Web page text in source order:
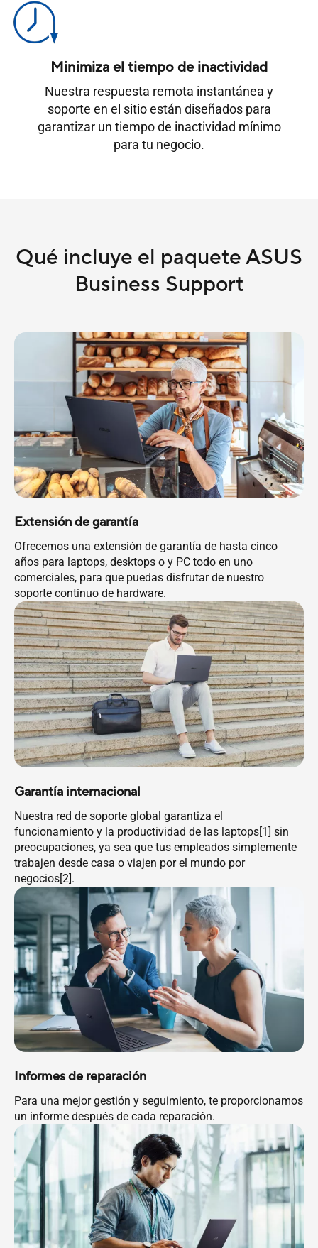
Minimiza el tiempo de inactividad
Nuestra respuesta remota instantánea y
soporte en el sitio están diseñados para
garantizar un tiempo de inactividad mínimo
para tu negocio.
Qué incluye el paquete ASUS
Business Support
Extensión de garantía
Ofrecemos una extensión de garantía de hasta cinco
años para laptops, desktops o y PC todo en uno
comerciales, para que puedas disfrutar de nuestro
soporte continuo de hardware.
Garantía internacional
Nuestra red de soporte global garantiza el
funcionamiento y la productividad de las laptops[1] sin
preocupaciones, ya sea que tus empleados simplemente
trabajen desde casa o viajen por el mundo por
negocios[2].
Informes de reparación
Para una mejor gestión y seguimiento, te proporcionamos
un informe después de cada reparación.